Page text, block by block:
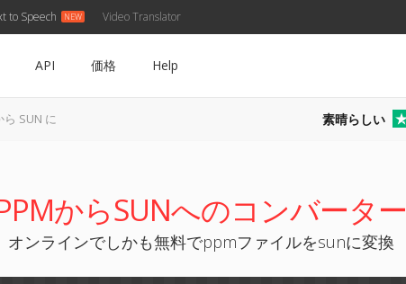
to Speech Video Translator
API 価格 Help
ら SUN に 素晴らしい
からSUNへのコンバーター
オンラインでしかも無料でppmファイルをsunに変換